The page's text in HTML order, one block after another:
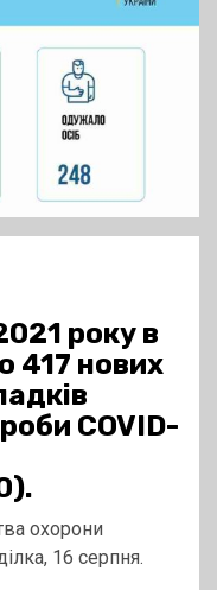
року в
417 нових
COVID-
охорони
16 серпня.